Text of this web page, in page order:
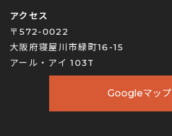
アクセス
〒572-0022
大阪府寝屋川市緑町16-15
アール・アイ 103T
Googleマップ